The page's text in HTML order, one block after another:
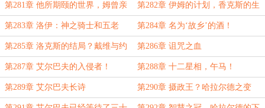
第281章 他所期颐的世界，姆曾亲
手塑造
第282章 伊姆的计划，香克斯的生
命卡！
第283章 洛伊：神之骑士和五老
星？野怪罢了！
第284章 名为‘故乡’的酒！
第285章 洛克斯的结局？戴维与约
定！
第286章 诅咒之血
第287章 艾尔巴夫的入侵者！ 第288章 十二星相，午马！
第289章 艾尔巴夫长诗 第290章 摄政王？哈拉尔德之变